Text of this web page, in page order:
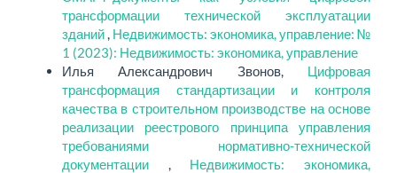
трансформации технической эксплуатации
зданий, Недвижимость: экономика, управление: №
1 (2023): Недвижимость: экономика, управление
Илья Александрович Звонов, Цифровая
трансформация стандартизации и контроля
качества в строительном производстве на основе
реализации реестрового принципа управления
требованиями нормативно-технической
документации , Недвижимость: экономика,